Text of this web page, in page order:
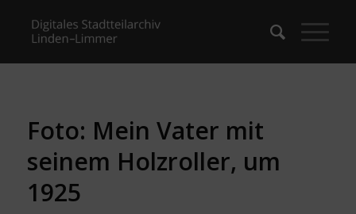
Foto: Mein Vater mit
seinem Holzroller, um
1925